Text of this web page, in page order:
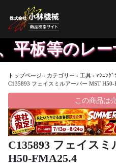
レーザ
トップページ › カテゴリー › 工具 › ﾏｼﾆﾝｸﾞ
C135893 フェイスミルアーバー MST
この商品は
C135893 フェイス
H50-FMA25.4